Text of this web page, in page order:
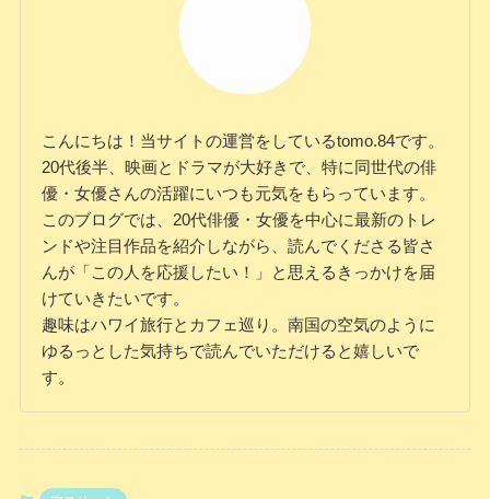
こんにちは！当サイトの運営をしているtomo.84です。
20代後半、映画とドラマが大好きで、特に同世代の俳
優・女優さんの活躍にいつも元気をもらっています。
このブログでは、20代俳優・女優を中心に最新のトレ
ンドや注目作品を紹介しながら、読んでくださる皆さ
んが「この人を応援したい！」と思えるきっかけを届
けていきたいです。
趣味はハワイ旅行とカフェ巡り。南国の空気のように
ゆるっとした気持ちで読んでいただけると嬉しいで
す。